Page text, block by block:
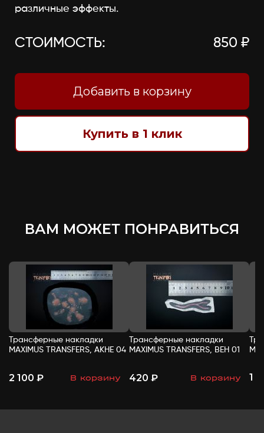
различные эффекты.
СТОИМОСТЬ: 850 ₽
Добавить в корзину
Купить в 1 клик
ВАМ МОЖЕТ ПОНРАВИТЬСЯ
Трансферные накладки
MAXIMUS TRANSFERS, АКНЕ 04
2 100 ₽ В корзину
- +
Трансферные накладки
MAXIMUS TRANSFERS, ВЕН 01
420 ₽ В корзину
- + 1